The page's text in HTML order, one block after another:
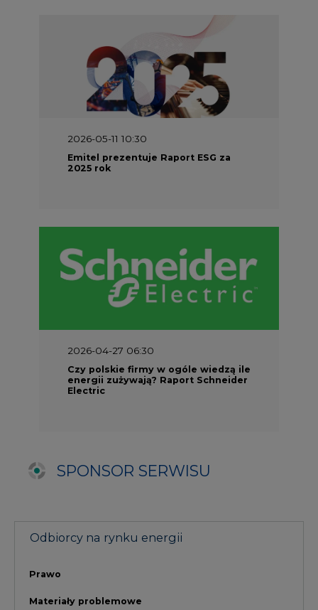
2026-04-27 06:30
Czy polskie firmy w ogóle wiedzą ile
energii zużywają? Raport Schneider
SPONSOR SERWISU
Materiały problemowe
Umowa EFET
Doradztwo CIRE.PL
Szkolenie dla odbiorców energii